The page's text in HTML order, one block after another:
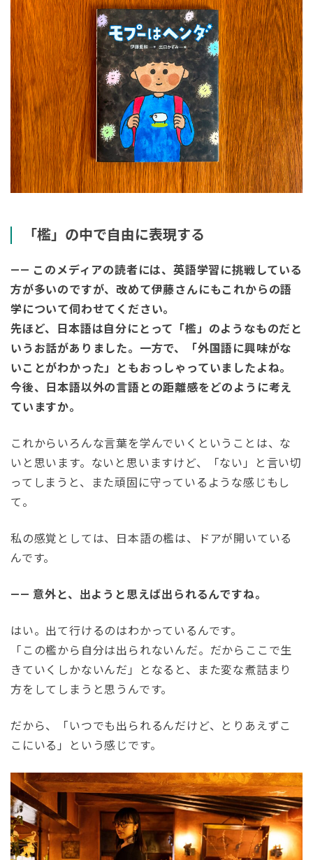
「檻」の中で自由に表現する
—— このメディアの読者には、英語学習に挑戦している
方が多いのですが、改めて伊藤さんにもこれからの語
学について伺わせてください。
先ほど、日本語は自分にとって「檻」のようなものだと
いうお話がありました。一方で、「外国語に興味がな
いことがわかった」ともおっしゃっていましたよね。
今後、日本語以外の言語との距離感をどのように考え
ていますか。
これからいろんな言葉を学んでいくということは、な
いと思います。ないと思いますけど、「ない」と言い切
ってしまうと、また頑固に守っているような感じもし
て。
私の感覚としては、日本語の檻は、ドアが開いている
んです。
—— 意外と、出ようと思えば出られるんですね。
はい。出て行けるのはわかっているんです。
「この檻から自分は出られないんだ。だからここで生
きていくしかないんだ」となると、また変な煮詰まり
方をしてしまうと思うんです。
だから、「いつでも出られるんだけど、とりあえずこ
こにいる」という感じです。